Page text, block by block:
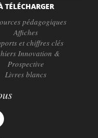
TÉLÉCHARGER
pédagogiques
Affiches
et chiffres clés
Innovation &
Prospective
Livres blancs